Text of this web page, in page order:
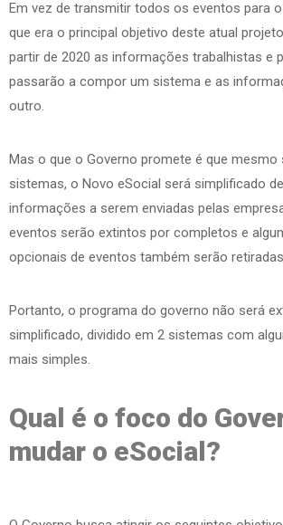
Em vez de transmitir todos os eventos para
que era o principal objetivo deste atual
partir de 2020 as informações trabalhistas e
passarão a compor um sistema e as
outro.
Mas o que o Governo promete é que mesmo
sistemas, o Novo eSocial será simplificado
informações a serem enviadas pelas
eventos serão extintos por completos e
opcionais de eventos também serão
Portanto, o programa do governo não será
simplificado, dividido em 2 sistemas com
mais simples.
Qual é o foco do
mudar o eSocial?